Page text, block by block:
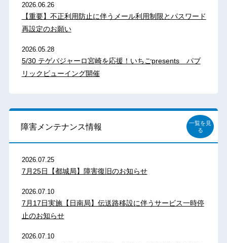
2026.06.26
【重要】不正利用防止に伴うメール利用制限とパスワード
再設定のお願い
2026.05.28
5/30 テゲバジャーロ宮崎を応援！いちごpresents パブ
リックビューイング開催
障害メンテナンス情報
一覧を見
る
2026.07.25
7月25日【都城局】障害復旧のお知らせ
2026.07.10
7月17日実施【日南局】伝送路移設に伴うサービス一時停
止のお知らせ
2026.07.10